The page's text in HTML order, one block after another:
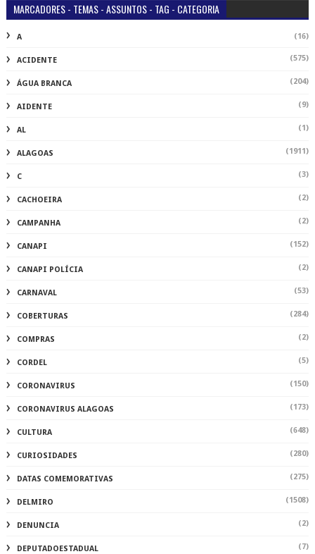
MARCADORES - TEMAS - ASSUNTOS - TAG - CATEGORIA
A (16)
ACIDENTE (575)
ÁGUA BRANCA (204)
AIDENTE (9)
AL (1)
ALAGOAS (1911)
C (3)
CACHOEIRA (2)
CAMPANHA (2)
CANAPI (152)
CANAPI POLÍCIA (2)
CARNAVAL (53)
COBERTURAS (284)
COMPRAS (2)
CORDEL (5)
CORONAVIRUS (150)
CORONAVIRUS ALAGOAS (173)
CULTURA (648)
CURIOSIDADES (280)
DATAS COMEMORATIVAS (275)
DELMIRO (1508)
DENUNCIA (2)
DEPUTADOESTADUAL (7)